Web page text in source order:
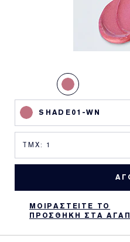
SHADE01-WN
ΜΟΙΡΑΣΤΕΙΤΕ ΤΟ
ΠΡΟΣΘΗΚΗ ΣΤΑ